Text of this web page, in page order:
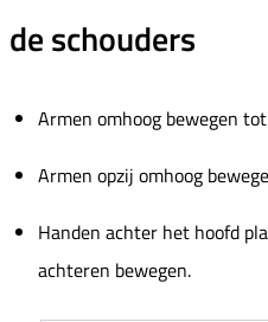
de schouders
Armen omhoog bewegen
Armen opzij omhoog
Handen achter het hoofd
achteren bewegen.